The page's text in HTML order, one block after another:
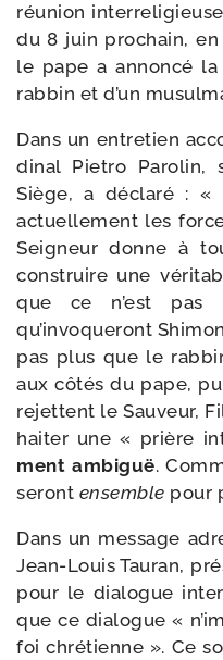
réunion
du 8 juin pro­chain,
le pape a annon­cé la
rab­bin et d’un
Dans un entre­tien
di­nal Pietro Parolin,
Siège, a décla­ré : «
actuel­le­ment les
Seigneur donne à
construire une
que ce n’est pas
qu’invoqueront
pas plus que le
aux côtés du pape,
rejettent le Sauveur,
hai­ter une « prière
ment ambi­guë.
seront ensemble pour
Dans un mes­sage
Jean-​Louis Tauran,
pour le dia­logue
que ce dia­logue «
foi chré­tienne ». Ce